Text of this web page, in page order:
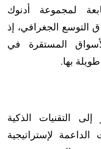
لمجموعة أدنوك
التوسع الجغرافي، إذ
المستقرة في
بها.
التقنيات الذكية
لإستراتيجية